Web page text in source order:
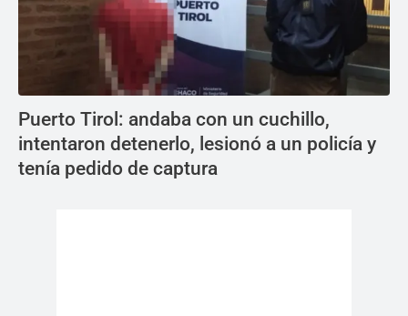
Puerto Tirol: andaba con un cuchillo,
intentaron detenerlo, lesionó a un policía y
tenía pedido de captura